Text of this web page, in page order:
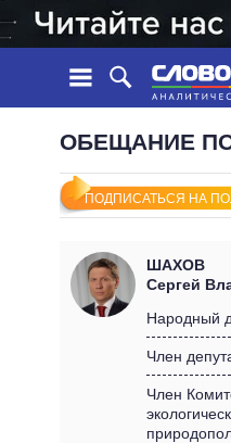
ЛЕНТА
СОБЫТИЯ
СТАТЬИ
МНЕНИЯ
ОБЗОРЫ
ДАЙДЖЕСТЫ
ВСЕ ПОЛИТИКИ
ПРЕЗИДЕНТ И
КАБИНЕТ
ГЛАВЫ
ОБЕЩАНИЕ
ПОДПИСАТЬСЯ НА
ШАХОВ
Сергей
Народный
Член
Член